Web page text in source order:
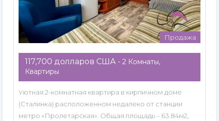
Продажа
117,700 долларов США - 2 Комнаты,
Квартиры
Уютная 2-комнатная квартира в кирпичном доме
(Сталинка) расположенном недалеко от станции
метро «Пролетарская». Общая площадь – 63.84м2,